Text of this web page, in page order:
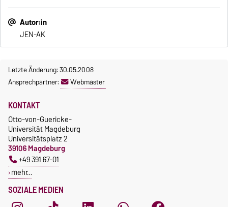
Autor:in
JEN-AK
Letzte Änderung: 30.05.2008
Ansprechpartner:
Webmaster
SOZIALE MEDIEN
KONTAKT
Otto-von-Guericke-
Universität Magdeburg
Universitätsplatz 2
39106 Magdeburg
+49 391 67-01
mehr…